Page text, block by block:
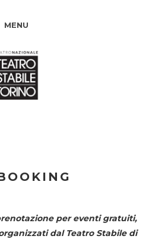
MENU
per eventi gratuiti,
dal Teatro Stabile di